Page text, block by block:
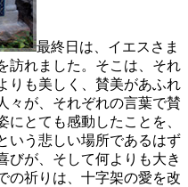
最終日は、イエスさま
訪れました。そこは、それ
りも美しく、賛美があふれ
々が、それぞれの言葉で賛
とても感動したことを、
いう悲しい場所であるはず
びが、そして何よりも大き
の祈りは、十字架の愛を改